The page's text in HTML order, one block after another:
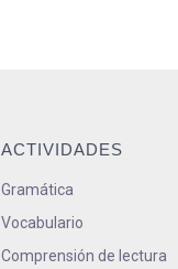
ACTIVIDADES
Gramática
Vocabulario
Comprensión de lectura